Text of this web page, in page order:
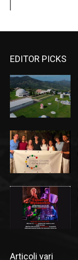
EDITOR PICKS
Articoli vari